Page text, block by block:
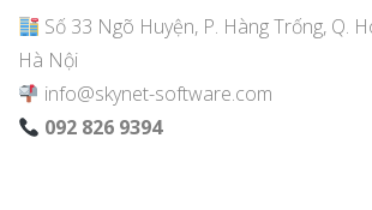
Số 33 Ngõ Huyện, P. Hàng Trống, Q.
Hà Nội
info@skynet-software.com
092 826 9394